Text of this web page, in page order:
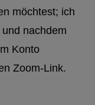
möchtest; ich
nachdem
Konto
Zoom-Link.